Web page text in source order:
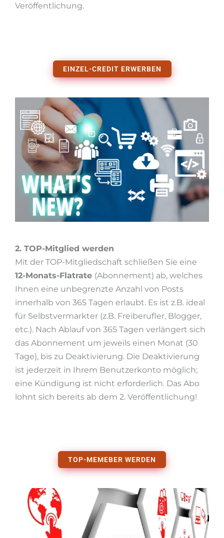
Veröffentlichung.
EINZEL-CREDIT ERWERBEN
2. TOP-Mitglied werden
Mit der TOP-Mitgliedschaft schließen Sie eine
12-Monats-Flatrate (Abonnement) ab, welches
Ihnen eine unbegrenzte Anzahl von Posts
innerhalb von 365 Tagen erlaubt. Es ist z.B. ideal
für Selbstvermarkter (z.B. Freiberufler, Blogger,
etc.). Nach Ablauf von 365 Tagen verlängert sich
das Abonnement um jeweils einen Monat (30
Tage), bis zu Deaktivierung. Die Deaktivierung
ist jederzeit in Ihrem Benutzerkonto möglich;
eine Kündigung ist nicht erforderlich. Das Abo
lohnt sich bereits ab dem 2. Veröffentlichung!
TOP-MEMEBER WERDEN